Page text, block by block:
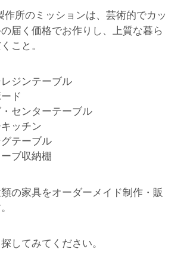
作所のミッションは、芸術的でカッ
届く価格でお作りし、上質な暮ら
こと。
ジンテーブル
ド
・センターテーブル
ッチン
テーブル
ブ収納棚
の家具をオーダーメイド制作・販
してみてください。